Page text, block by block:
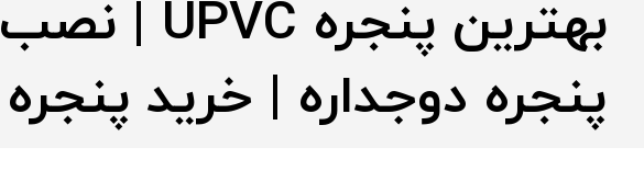
بهترین پنجره UPVC | نصب
پنجره دوجداره | خرید پنجره